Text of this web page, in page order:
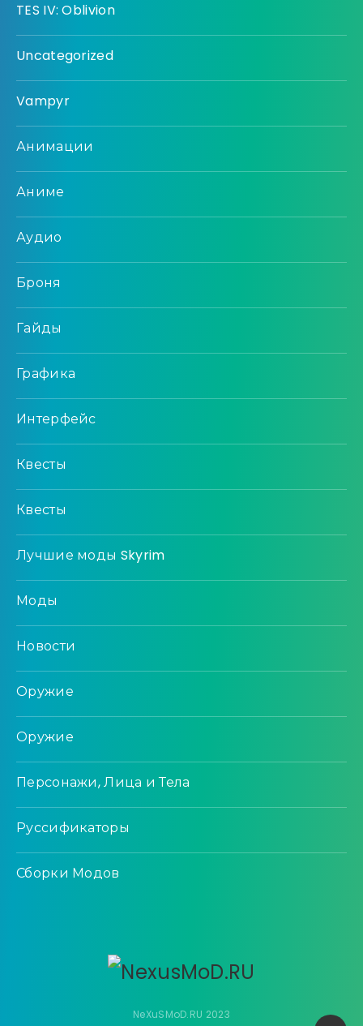
TES IV: Oblivion
Uncategorized
Vampyr
Анимации
Аниме
Аудио
Броня
Гайды
Графика
Интерфейс
Квесты
Квесты
Лучшие моды Skyrim
Моды
Новости
Оружие
Оружие
Персонажи, Лица и Тела
Руссификаторы
Сборки Модов
NeXuSMoD.RU 2023